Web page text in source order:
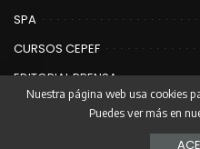
SPA
CURSOS CEPEF
EDITORIAL PRENSA
© Copyright
Nuestra página web usa cookies
Puedes ver más en